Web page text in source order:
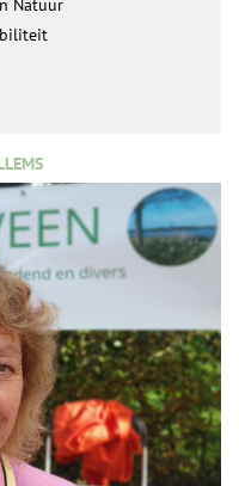
Natuur